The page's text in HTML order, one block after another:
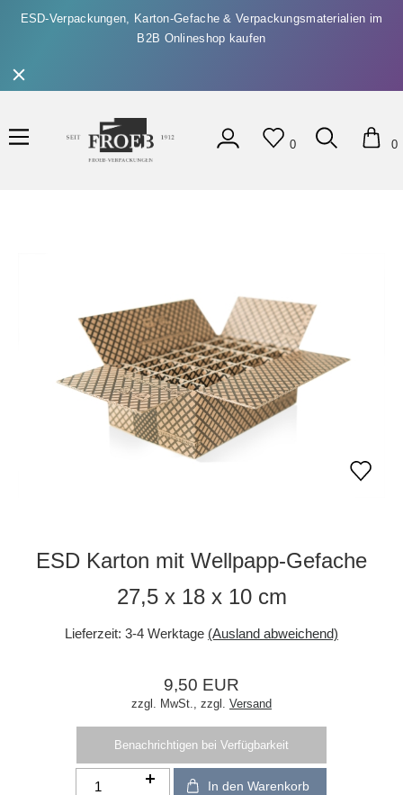
ESD-Verpackungen, Karton-Gefache & Verpackungsmaterialien im
B2B Onlineshop kaufen
0 0
ESD Karton mit Wellpapp-Gefache
27,5 x 18 x 10 cm
Lieferzeit: 3-4 Werktage (Ausland abweichend)
9,50 EUR
zzgl. MwSt., zzgl. Versand
Benachrichtigen bei Verfügbarkeit
In den Warenkorb